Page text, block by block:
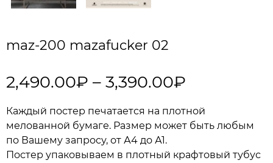
maz-200 mazafucker 02
2,490.00₽ – 3,390.00₽
Каждый постер печатается на плотной
мелованной бумаге. Размер может быть любым
по Вашему запросу, от А4 до А1.
Постер упаковываем в плотный крафтовый тубус